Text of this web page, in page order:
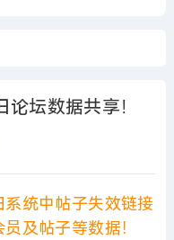
坛数据共享！
系统中帖子失效链接
及帖子等数据！